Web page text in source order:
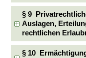
§ 9
Auslagen,
rechtlichen
§ 10